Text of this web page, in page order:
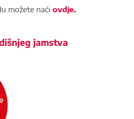
možete naći ovdje.
jamstva